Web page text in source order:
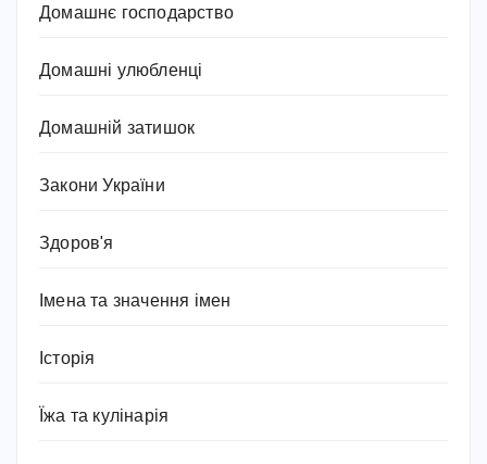
Домашнє господарство
Домашні улюбленці
Домашній затишок
Закони України
Здоров'я
Імена та значення імен
Історія
Їжа та кулінарія